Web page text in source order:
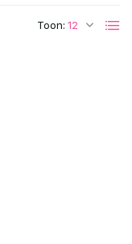
Toon: